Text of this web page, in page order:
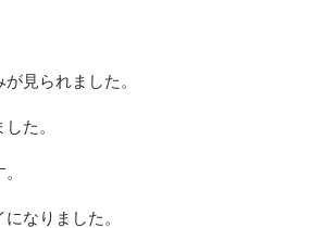
見られました。
た。
なりました。